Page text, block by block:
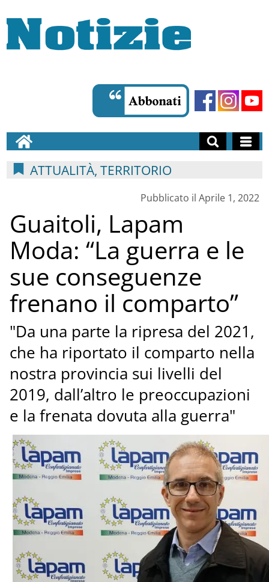
ATTUALITÀ, TERRITORIO
Pubblicato il Aprile 1, 2022
Guaitoli, Lapam
Moda: “La guerra e le
sue conseguenze
frenano il comparto”
"Da una parte la ripresa del 2021,
che ha riportato il comparto nella
nostra provincia sui livelli del
2019, dall’altro le preoccupazioni
e la frenata dovuta alla guerra"